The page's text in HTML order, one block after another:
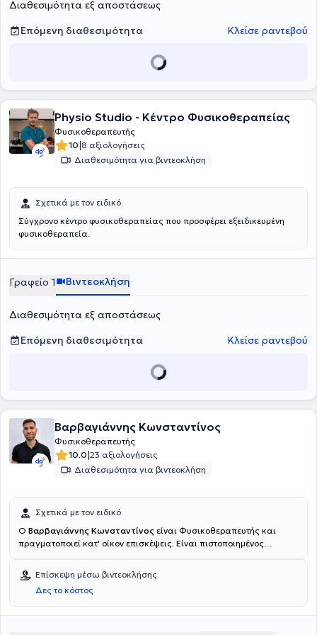
σύγχρονα μηχανήματα όπως μαγνητικός διεγέρτης, κρουστικός
στήλης κλπ. Πλαισιώνεται από φυσικοθεραπευτές μέλη του
εμπειρία. Τέλος, αντιμετωπίζονται μυοσκελετικές παθήσεις,
αθλητικές κακώσεις, λεμφοίδημα, νευρολογικές και
Διαθεσιμότητα εξ αποστάσεως
Επόμενη διαθεσιμότητα
Κλείσε ραντεβού
Physio Studio - Κέντρο Φυσικοθεραπείας
Φυσικοθεραπευτής
10|8 αξιολογήσεις
Διαθεσιμότητα για βιντεοκλήση
Σχετικά με τον ειδικό
Σύγχρονο κέντρο φυσικοθεραπείας που προσφέρει εξειδικευμένη
φυσικοθεραπεία.
Γραφείο 1 Βιντεοκλήση
Διαθεσιμότητα εξ αποστάσεως
Επόμενη διαθεσιμότητα
Κλείσε ραντεβού
Βαρβαγιάννης Κωνσταντίνος
Φυσικοθεραπευτής
10.0|23 αξιολογήσεις
Διαθεσιμότητα για βιντεοκλήση
Σχετικά με τον ειδικό
Ο Βαρβαγιάννης Κωνσταντίνος είναι Φυσικοθεραπευτής και
πραγματοποιεί κατ' οίκον επισκέψεις. Είναι πιστοποιημένος
μυοσκελετικών παθήσεων και πολυετή εμπειρία στην παροχή
εξατομικευμένων θεραπευτικών προγραμμάτων, προσαρμοσμένων
στις ανάγκες και τους στόχους κάθε ασθενούς. Εστιάζει στη
συνολική βελτίωση της λειτουργικότητας, της κινητικότητας και της
σύγχρονες μεθόδους αποκατάστασης και διαρκή επαγγελματική
Επίσκεψη μέσω βιντεοκλήσης
Δες το κόστος